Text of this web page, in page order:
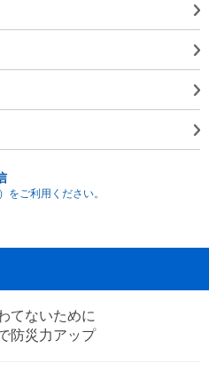
をご利用ください。
てないために
防災力アップ